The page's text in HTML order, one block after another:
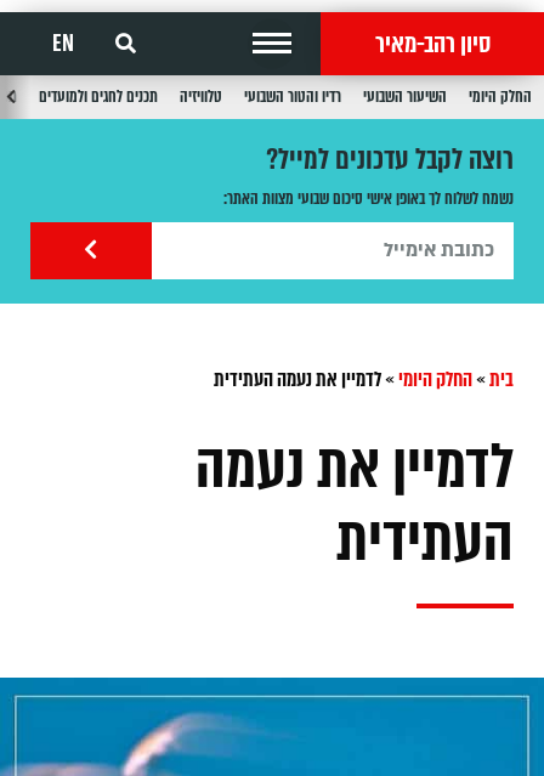
סיון רהב-מאיר EN
החלק היומי השיעור השבועי רדיו והטור השבועי טלוויזיה תכנים לחגים ולמועדים
רוצה לקבל עדכונים למייל?
נשמח לשלוח לך באופן אישי סיכום שבועי מצוות האתר:
בית»החלק היומי»לדמיין את נעמה העתידית
לדמיין את נעמה
העתידית